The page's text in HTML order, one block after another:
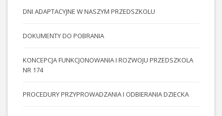
DNI ADAPTACYJNE W NASZYM PRZEDSZKOLU
DOKUMENTY DO POBRANIA
KONCEPCJA FUNKCJONOWANIA I ROZWOJU PRZEDSZKOLA
NR 174
PROCEDURY PRZYPROWADZANIA I ODBIERANIA DZIECKA